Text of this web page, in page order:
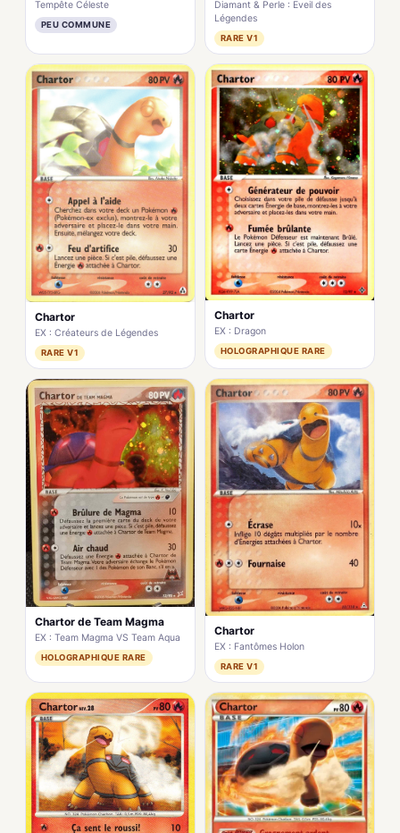
Tempête Céleste
PEU COMMUNE
Diamant & Perle : Eveil des
Légendes
RARE V1
Chartor
EX : Créateurs de Légendes
RARE V1
Chartor
EX : Dragon
HOLOGRAPHIQUE RARE
Chartor de Team Magma
EX : Team Magma VS Team Aqua
HOLOGRAPHIQUE RARE
Chartor
EX : Fantômes Holon
RARE V1